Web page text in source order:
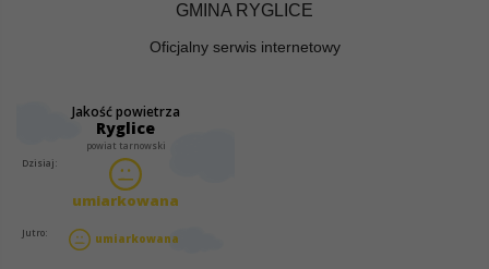
GMINA RYGLICE
Oficjalny serwis internetowy